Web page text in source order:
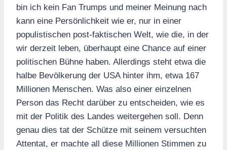
bin ich kein Fan Trumps und meiner Meinung nach
kann eine Persönlichkeit wie er, nur in einer
populistischen post-faktischen Welt, wie die, in der
wir derzeit leben, überhaupt eine Chance auf einer
politischen Bühne haben. Allerdings steht etwa die
halbe Bevölkerung der USA hinter ihm, etwa 167
Millionen Menschen. Was also einer einzelnen
Person das Recht darüber zu entscheiden, wie es
mit der Politik des Landes weitergehen soll. Denn
genau dies tat der Schütze mit seinem versuchten
Attentat, er machte all diese Millionen Stimmen zu